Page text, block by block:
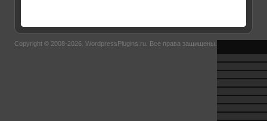
Copyright © 2008-2026. WordpressPlugins.ru . Все права защищены.